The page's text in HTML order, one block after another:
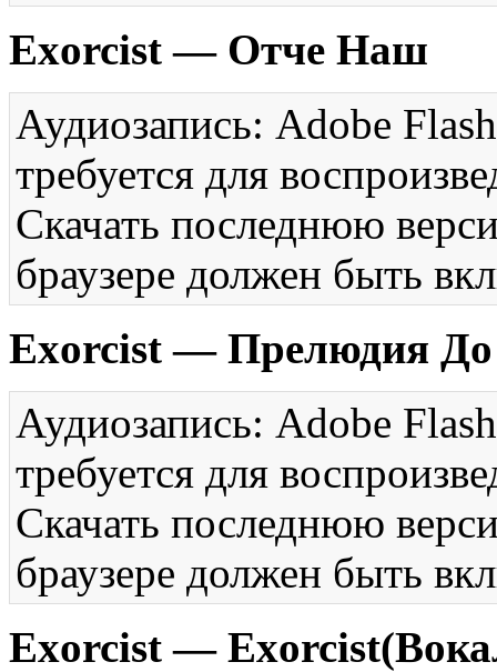
Exorcist — Отче Наш
Аудиозапись: Adobe
требуется для
Скачать последнюю
браузере должен быть
Exorcist — Прелюдия
Аудиозапись: Adobe
требуется для
Скачать последнюю
браузере должен быть
Exorcist —